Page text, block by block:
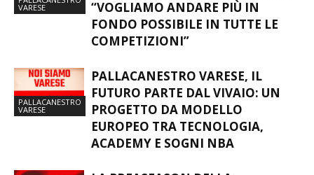
VARESE
“VOGLIAMO ANDARE PIÙ IN
FONDO POSSIBILE IN TUTTE LE
COMPETIZIONI”
PALLACANESTRO
VARESE
PALLACANESTRO VARESE, IL
FUTURO PARTE DAL VIVAIO: UN
PROGETTO DA MODELLO
EUROPEO TRA TECNOLOGIA,
ACADEMY E SOGNI NBA